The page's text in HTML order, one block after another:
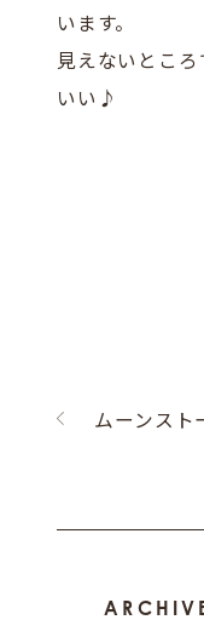
います。
見えないとこ
いい♪